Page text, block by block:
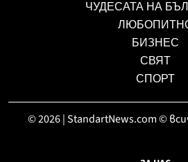
ЧУДЕСАТА НА
БИЗНЕС
СВЯТ
СПОРТ
© 2026 | StandartNews.com ©